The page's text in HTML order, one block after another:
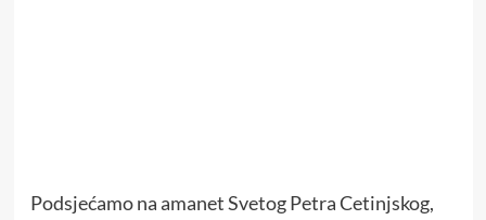
Podsjećamo na amanet Svetog Petra Cetinjskog,